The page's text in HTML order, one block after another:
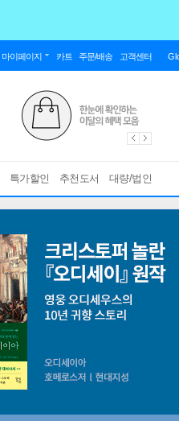
마이페이지 카트 주문/배송 고객센터
특가할인 추천도서 대량/법인